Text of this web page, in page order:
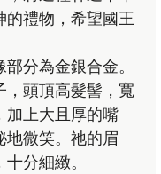
禮物，希望國王
分為金銀合金。
，頭頂高髮髻，寬
加上大且厚的嘴
地微笑。祂的眉
分細緻。